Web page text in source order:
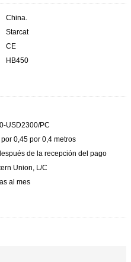
China.
Starcat
CE
HB450
USD2300/PC
0,45 por 0,4 metros
de la recepción del pago
Union, L/C
al mes